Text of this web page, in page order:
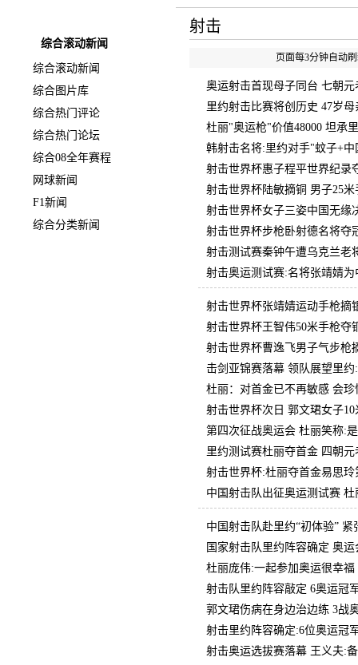
综合滚动新闻
综合滚动新闻
综合图片库
综合热门评论
综合热门论坛
综合08全年赛程
网球新闻
F1新闻
综合分类新闻
射击
页面每3分钟自动
奥运射击首现母子同台 七朝
里约射击比赛将创历史 47岁
杜丽"奥运枪"价值48000 坦承
韩射击名将:里约对手"蚊子+
射击世界杯惠子程平世界纪录
射击世界杯陆敏摘铜 男子25
射击世界杯女子三姿中国无缘
射击世界杯步枪卧射德名将夺
射击测试赛秦钟午遭乌克兰老
射击奥运测试赛:名将张靖婧
射击世界杯张靖婧运动手枪摘
射击世界杯王智伟50米手枪夺
射击世界杯曹逸飞男子气步枪
击剑亚锦赛落幕 领队展望里
杜丽：对首金已不再敏感 会
射击世界杯次日 郭文珺女子
第四次征战奥运会 杜丽笑称:
里约测试赛杜丽夺首金 四朝
射击世界杯:杜丽夺首金易思
中国射击队出征奥运测试赛
中国射击队赴里约“初体验” 紧
国家射击队里约阵容确定 奥
杜丽庞伟:一起参加奥运很幸
射击队里约阵容敲定 6奥运冠
郭文珺伤病在身边治边练 3战
射击里约阵容确定:6位奥运冠
射击奥运选拔赛落幕 王义夫: